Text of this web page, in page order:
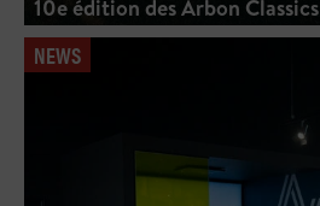
10e édition des Arbon Classics
NEWS